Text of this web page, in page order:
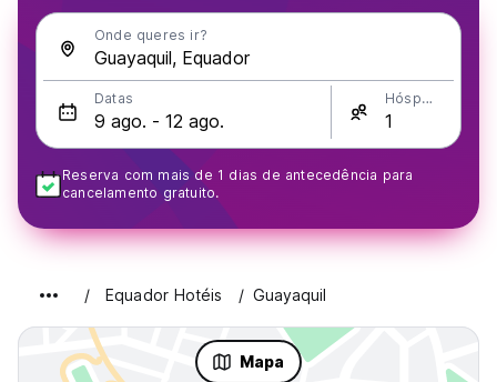
Onde queres ir?
Datas Hóspedes
Reserva com mais de 1 dias de antecedência para
cancelamento gratuito.
Equador Hotéis Guayaquil
Mapa